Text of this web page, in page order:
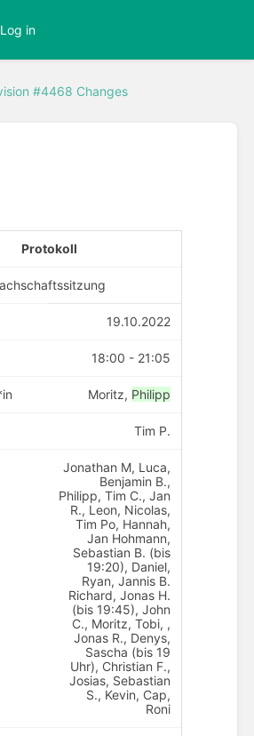
Log in
#4468 Changes
Protokoll
19.10.2022
18:00 - 21:05
Moritz, Philipp
Tim P.
Jonathan M, Luca,
Benjamin B.,
Philipp, Tim C., Jan
R., Leon, Nicolas,
Tim Po, Hannah,
Jan Hohmann,
Sebastian B. (bis
19:20), Daniel,
Ryan, Jannis B.
Richard, Jonas H.
(bis 19:45), John
C., Moritz, Tobi, ,
Jonas R., Denys,
Sascha (bis 19
Uhr), Christian F.,
Josias, Sebastian
S., Kevin, Cap,
Roni